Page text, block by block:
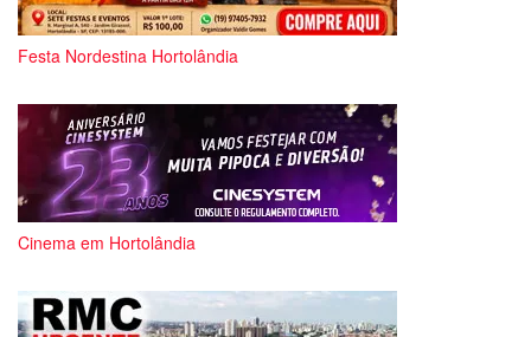
Festa Nordestina Hortolândia
Cinema em Hortolândia